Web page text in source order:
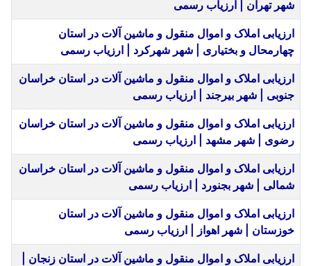
شهر تهران | ارزیاب رسمی
ارزیابی املاک و اموال منقول و ماشین آلات در استان
چهارمحال و بختیاری | شهر شهرکرد | ارزیاب رسمی
ارزیابی املاک و اموال منقول و ماشین آلات در استان خراسان
جنوبی | شهر بیرجند | ارزیاب رسمی
ارزیابی املاک و اموال منقول و ماشین آلات در استان خراسان
رضوی | شهر مشهد | ارزیاب رسمی
ارزیابی املاک و اموال منقول و ماشین آلات در استان خراسان
شمالی | شهر بجنورد | ارزیاب رسمی
ارزیابی املاک و اموال منقول و ماشین آلات در استان
خوزستان | شهر اهواز | ارزیاب رسمی
ارزیابی املاک و اموال منقول و ماشین آلات در استان زنجان |